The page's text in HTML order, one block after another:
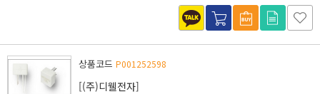
상품코드 P001252598
[(주)디웰전자]